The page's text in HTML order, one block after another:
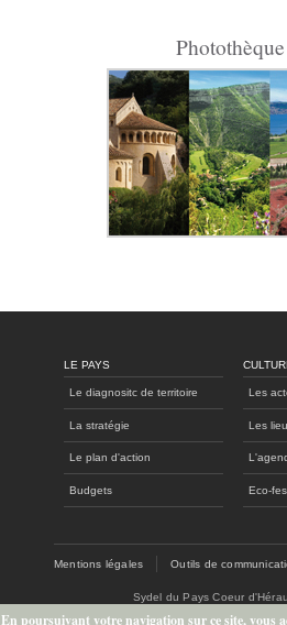
Photothèque
LE PAYS
Le diagnositc de territoire
La stratégie
Le plan d'action
Budgets
Les
Les
Eco-
Mentions légales Outils de
Sydel du Pays Coeur
En poursuivant votre navigation sur ce site, vous